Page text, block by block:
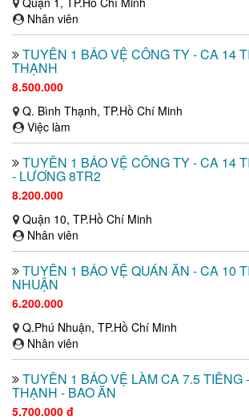
Nhân viên
TUYỂN 1 BẢO VỆ CÔNG TY - CA 14
THẠNH
8.500.000
Q. Bình Thạnh, TP.Hồ Chí Minh
Việc làm
TUYỂN 1 BẢO VỆ CÔNG TY - CA 14
- LƯƠNG 8TR2
8.200.000
Quận 10, TP.Hồ Chí Minh
Nhân viên
TUYỂN 1 BẢO VỆ QUÁN ĂN - CA 10
NHUẬN
6.200.000
Q.Phú Nhuận, TP.Hồ Chí Minh
Nhân viên
TUYỂN 1 BẢO VỆ LÀM CA 7.5 TIẾNG
THẠNH - BAO ĂN
5.700.000 đ